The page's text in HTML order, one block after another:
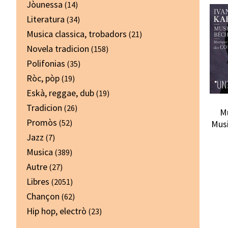
Jòunessa (14)
Literatura (34)
Musica classica, trobadors (21)
Novela tradicion (158)
Polifonias (35)
Ròc, pòp (19)
Eskà, reggae, dub (19)
Tradicion (26)
Promòs (52)
Jazz (7)
Musica (389)
Autre (27)
Libres (2051)
Chançon (62)
Hip hop, electrò (23)